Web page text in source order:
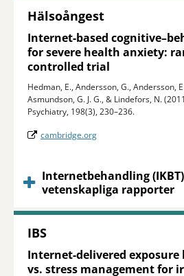
Hälsoångest
Internet-based
for severe health anxiety:
controlled trial
Hedman, E., Andersson, G., Andersson,
Asmundson, G. J. G., & Lindefors, N.
Psychiatry, 198(3), 230–236.
cambridge.org
Internetbehandling
vetenskapliga rapporter
IBS
Internet-delivered
vs. stress management for